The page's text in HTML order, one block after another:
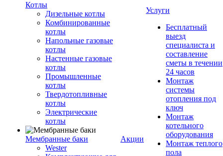
Котлы
Дизельные котлы
Комбинированные
котлы
Напольные газовые
котлы
Настенные газовые
котлы
Промышленные
котлы
Твердотопливные
котлы
Электрические
котлы
Мембранные баки
Wester
Акции
Услуги
Бесплатный
выезд
специалиста и
составление
сметы в течении
24 часов
Монтаж
системы
отопления под
ключ
Монтаж
котельного
оборудования
Монтаж теплого
пола